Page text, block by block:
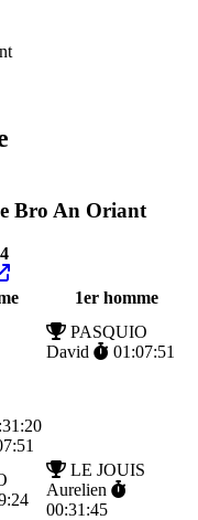
Bro An Oriant
1er homme
PASQUIO
David
01:07:51
LE JOUIS
Aurelien
00:31:45